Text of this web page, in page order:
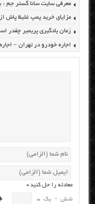
معرفی سایت سانا گستر جم :
مزایای خرید پمپ غلیظ پاش
زمان یادگیری پریمیر چقدر
اجاره خودرو در تهران –
معادله را حل کنید*
شش − یک =